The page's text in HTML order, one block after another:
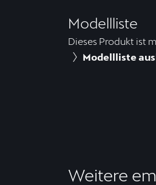
Modellliste
Dieses Produkt ist
Modellliste
Weitere